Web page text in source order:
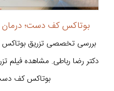
بوتاکس کف دست؛
بررسی تخصصی تزریق
دکتر رضا رباطی. مشاهده فیلم
بوتاکس کف